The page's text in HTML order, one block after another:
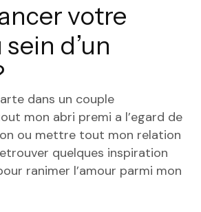
votre
d’un
dans un couple
mon abri premi a l’egard de
ou mettre tout mon relation
quelques inspiration
ranimer l’amour parmi mon